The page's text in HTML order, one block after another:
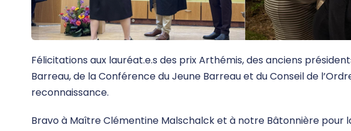
Félicitations aux lauréat.e.s des prix Arthémis, des anciens
Barreau, de la Conférence du Jeune Barreau et du Conseil de
reconnaissance.
Bravo à Maître Clémentine Malschalck et à notre Bâtonnière pour